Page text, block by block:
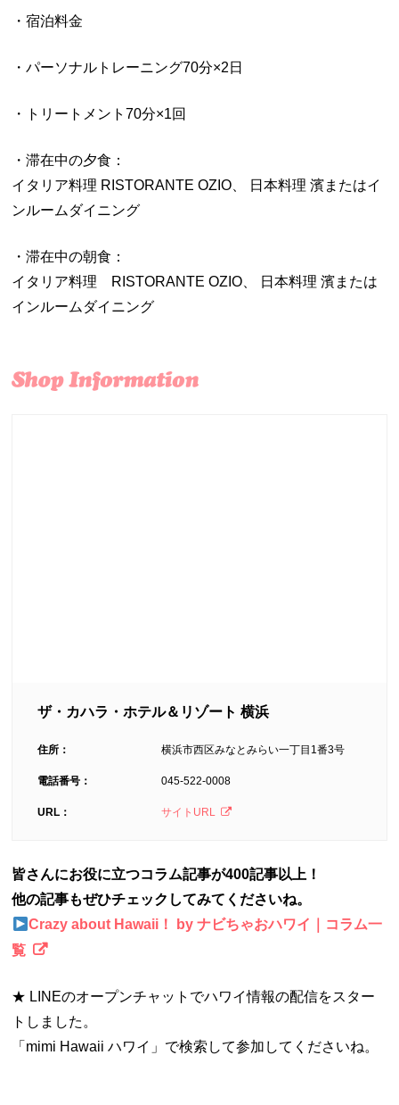
・宿泊料金
・パーソナルトレーニング70分×2日
・トリートメント70分×1回
・滞在中の夕食：
イタリア料理 RISTORANTE OZIO、 日本料理 濱またはイ
ンルームダイニング
・滞在中の朝食：
イタリア料理 RISTORANTE OZIO、 日本料理 濱または
インルームダイニング
ザ・カハラ・ホテル＆リゾート 横浜
住所： 横浜市西区みなとみらい一丁目1番3号
電話番号： 045-522-0008
URL： サイトURL
皆さんにお役に立つコラム記事が400記事以上！
他の記事もぜひチェックしてみてくださいね。
Crazy about Hawaii！ by ナビちゃおハワイ｜コラム一
覧
★ LINEのオープンチャットでハワイ情報の配信をスター
トしました。
「mimi Hawaii ハワイ」で検索して参加してくださいね。